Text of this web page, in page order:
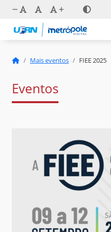
Mais eventos FIEE 2025
Eventos